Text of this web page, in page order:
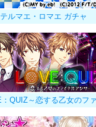
テルマエ・ロマエ ガチャ